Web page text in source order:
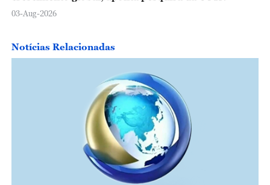
03-Aug-2026
Notícias Relacionadas